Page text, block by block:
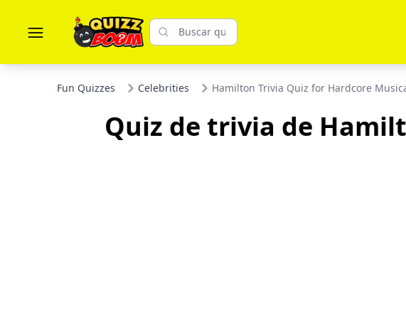
Fun Quizzes Celebrities Hamilton Trivia Quiz for Hardcore
Quiz de trivia de